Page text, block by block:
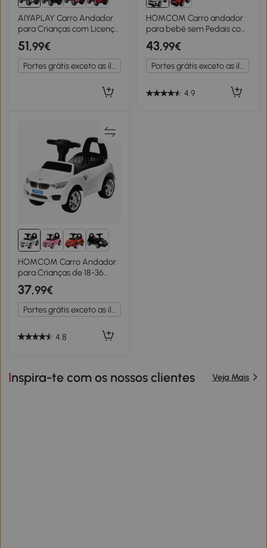
AIYAPLAY Carro Andador
para Crianças com Licença
de Land Rover com
Armazenamento Buzina
Sons de Motor 65,5x28x42
cm Branco
51,99€
Portes grátis exceto as ilhas
HOMCOM Carro andador
para bebé sem Pedais com
Alto-falante 60x38x42cm
branco
43,99€
Portes grátis exceto as ilhas
4.9
HOMCOM Carro Andador
para Crianças de 18-36
Meses com Faróis Música
Buzina Volante
Compartimento de
Armazenamento e Alça
Branco
37,99€
Portes grátis exceto as ilhas
4.8
Inspira-te com os nossos clientes Veja Mais